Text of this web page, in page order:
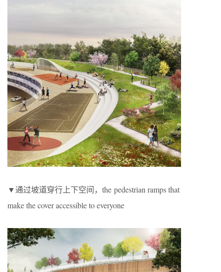
▼通过坡道穿行上下空间，the pedestrian ramps that
make the cover accessible to everyone